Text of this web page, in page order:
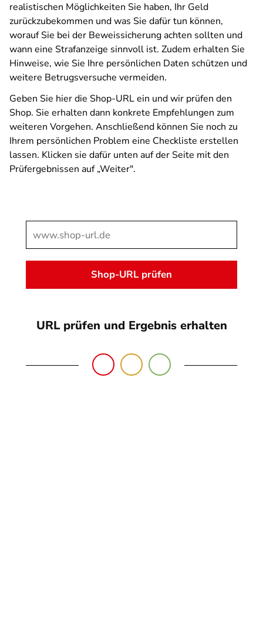
realistischen Möglichkeiten Sie haben, Ihr Geld
zurückzubekommen und was Sie dafür tun können,
worauf Sie bei der Beweissicherung achten sollten und
wann eine Strafanzeige sinnvoll ist. Zudem erhalten Sie
Hinweise, wie Sie Ihre persönlichen Daten schützen und
weitere Betrugsversuche vermeiden.
Geben Sie hier die Shop-URL ein und wir prüfen den
Shop. Sie erhalten dann konkrete Empfehlungen zum
weiteren Vorgehen. Anschließend können Sie noch zu
Ihrem persönlichen Problem eine Checkliste erstellen
lassen. Klicken sie dafür unten auf der Seite mit den
Prüfergebnissen auf „Weiter".